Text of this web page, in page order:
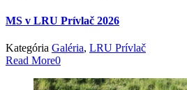
MS v LRU Prívlač 2026
Kategória Galéria, LRU Prívlač
Read More0